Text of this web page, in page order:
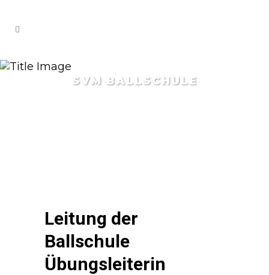
SVM BALLSCHULE
Leitung der
Ballschule
Übungsleiterin